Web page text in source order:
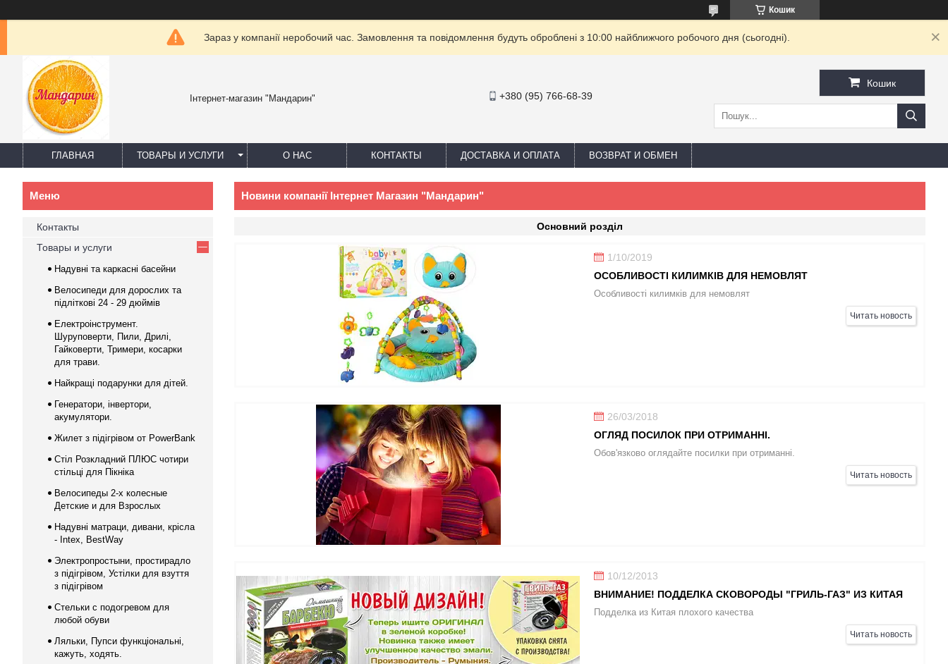
Кошик
Зараз у компанії неробочий час. Замовлення та повідомлення будуть оброблені з 10:00 найближчого робочого дня (сьогодні).
Інтернет-магазин "Мандарин" +380 (95) 766-68-39
Кошик
ГЛАВНАЯ ТОВАРЫ И УСЛУГИ О НАС КОНТАКТЫ ДОСТАВКА И ОПЛАТА ВОЗВРАТ И ОБМЕН
Новини компанії Інтернет Магазин "Мандарин"
Основний розділ
1/10/2019
ОСОБЛИВОСТІ КИЛИМКІВ ДЛЯ НЕМОВЛЯТ
Особливості килимків для немовлят
Читать новость
26/03/2018
ОГЛЯД ПОСИЛОК ПРИ ОТРИМАННІ.
Обов'язково оглядайте посилки при отриманні.
Читать новость
10/12/2013
ВНИМАНИЕ! ПОДДЕЛКА СКОВОРОДЫ "ГРИЛЬ-ГАЗ" ИЗ КИТАЯ
Подделка из Китая плохого качества
Читать новость
Контакты
Товары и услуги
Надувні та каркасні басейни
Велосипеди для дорослих та
підліткові 24 - 29 дюймів
Електроінструмент.
Шуруповерти, Пили, Дрилі,
Гайковерти, Тримери, косарки
для трави.
Найкращі подарунки для дітей.
Генератори, інвертори,
акумулятори.
Жилет з підігрівом от PowerBank
Стіл Розкладний ПЛЮС чотири
стільці для Пікніка
Велосипеды 2-х колесные
Детские и для Взрослых
Надувні матраци, дивани, крісла
- Intex, BestWay
Электропростыни, простирадло
з підігрівом, Устілки для взуття
з підігрівом
Стельки с подогревом для
любой обуви
Ляльки, Пупси функціональні,
кажуть, ходять.